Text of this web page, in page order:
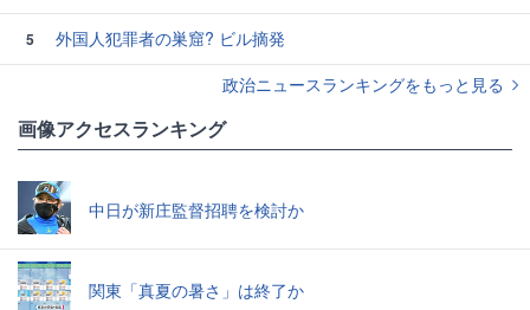
5
外国人犯罪者の巣窟? ビル摘発
政治ニュースランキングをもっと見る
画像アクセスランキング
中日が新庄監督招聘を検討か
関東「真夏の暑さ」は終了か